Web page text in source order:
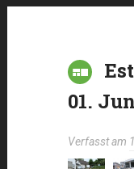
01.
Verfasst am